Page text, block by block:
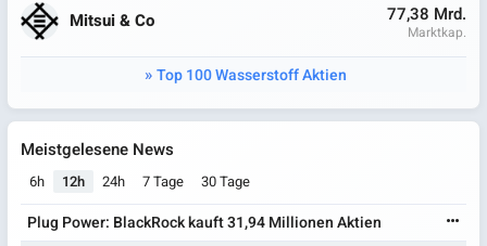
Mitsui & Co 77,38 Mrd.
Marktkap.
Top 100 Wasserstoff Aktien
Meistgelesene News
6h 12h 24h 7 Tage 30 Tage
Plug Power: BlackRock kauft 31,94 Millionen Aktien